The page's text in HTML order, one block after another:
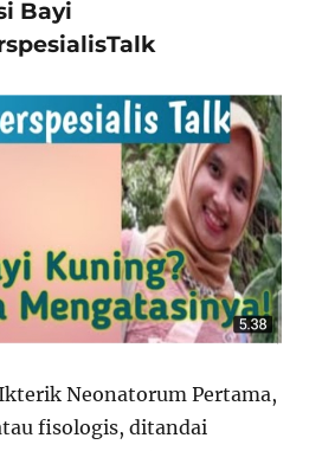
Bayi
Neonatorum Pertama,
fisologis, ditandai